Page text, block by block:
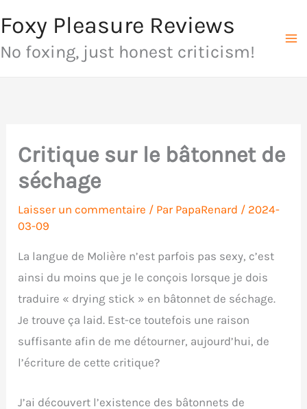
au
contenu
Foxy Pleasure Reviews
No foxing, just honest criticism!
Critique sur le bâtonnet de
séchage
Laisser un commentaire / Par PapaRenard / 2024-
03-09
La langue de Molière n’est parfois pas sexy, c’est
ainsi du moins que je le conçois lorsque je dois
traduire « drying stick » en bâtonnet de séchage.
Je trouve ça laid. Est-ce toutefois une raison
suffisante afin de me détourner, aujourd’hui, de
l’écriture de cette critique?
J’ai découvert l’existence des bâtonnets de